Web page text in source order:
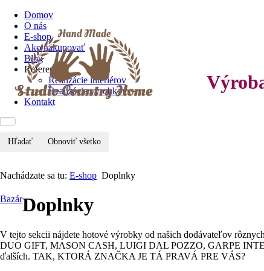
Domov
O nás
E-shop
Ako nakupovať
Blog
Referencie
Realizácie interiérov
Realizácie výrobkov
Kontakt
Hľadať Obnoviť všetko
Nachádzate sa tu: E-shop Doplnky
BazárDoplnky
V tejto sekcii nájdete hotové výrobky od našich dodávateľov
DUO GIFT, MASON CASH, LUIGI DAL POZZO, GARPE
ďalších. TAK, KTORÁ ZNAČKA JE TÁ PRAVÁ PRE VÁS?